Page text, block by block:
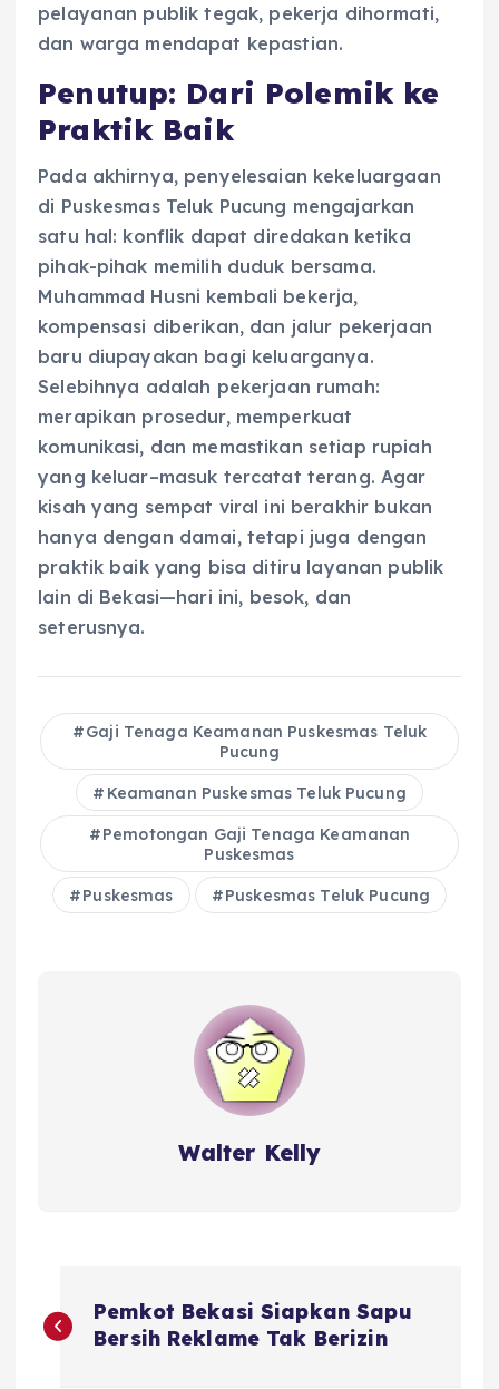
pelayanan publik tegak, pekerja dihormati,
dan warga mendapat kepastian.
Penutup: Dari Polemik ke
Praktik Baik
Pada akhirnya, penyelesaian kekeluargaan
di Puskesmas Teluk Pucung mengajarkan
satu hal: konflik dapat diredakan ketika
pihak-pihak memilih duduk bersama.
Muhammad Husni kembali bekerja,
kompensasi diberikan, dan jalur pekerjaan
baru diupayakan bagi keluarganya.
Selebihnya adalah pekerjaan rumah:
merapikan prosedur, memperkuat
komunikasi, dan memastikan setiap rupiah
yang keluar–masuk tercatat terang. Agar
kisah yang sempat viral ini berakhir bukan
hanya dengan damai, tetapi juga dengan
praktik baik yang bisa ditiru layanan publik
lain di Bekasi—hari ini, besok, dan
seterusnya.
Gaji Tenaga Keamanan Puskesmas Teluk
Pucung
Keamanan Puskesmas Teluk Pucung
Pemotongan Gaji Tenaga Keamanan
Puskesmas
Puskesmas Puskesmas Teluk Pucung
Walter Kelly
o
Pemkot Bekasi Siapkan Sapu
Bersih Reklame Tak Berizin